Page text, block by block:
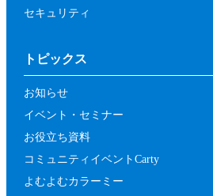
セキュリティ
トピックス
お知らせ
イベント・セミナー
お役立ち資料
コミュニティイベントCarty
よむよむカラーミー